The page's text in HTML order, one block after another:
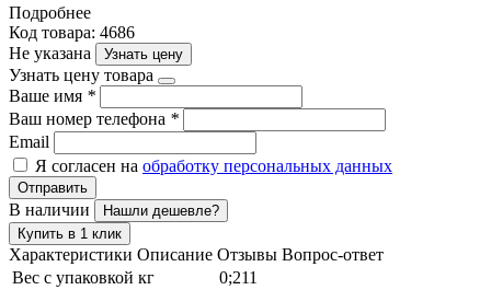
Подробнее
Код товара: 4686
Не указана
Узнать цену
Узнать цену товара
Ваше имя *
Ваш номер телефона *
Email
Я согласен на обработку персональных данных
Отправить
В наличии
Нашли дешевле?
Купить в 1 клик
Характеристики Описание Отзывы Вопрос-ответ
Вес с упаковкой кг
0;211